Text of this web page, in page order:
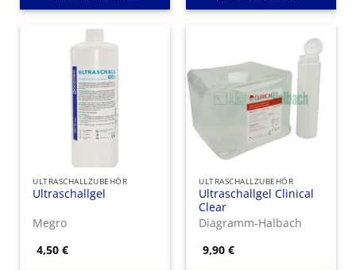
ULTRASCHALLZUBEHÖR
Ultraschallgel
Megro
4,50€
ULTRASCHALLZUBEHÖR
Ultraschallgel Clinical
Clear
Diagramm-Halbach
9,90€